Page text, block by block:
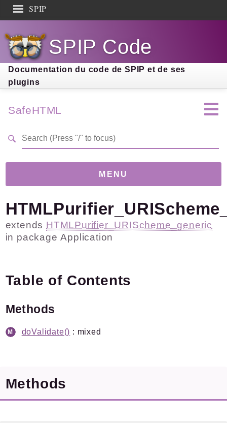
SPIP
Documentation
Contribution
Entraide
Découverte
SPIP Code
Documentation du code de SPIP et de ses
plugins
SafeHTML
MENU
Version 4.0.0-dev
(f1b3282)
Links
Plugins.spip.net
Textwheel
extends HTMLPurifier_URIScheme_generic
in packageApplication
Table of Contents
Methods
doValidate() : mixed
Methods
Search results